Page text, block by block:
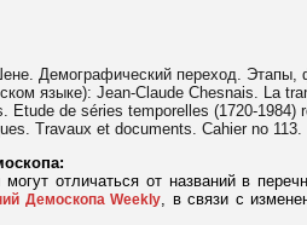
Демографический переход. Этапы,
языке): Jean-Claude Chesnais. La
Etude de séries temporelles (1720-1984)
Travaux et documents. Cahier no
могут отличаться от названий в
Демоскопа Weekly, в связи с